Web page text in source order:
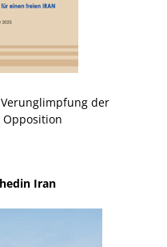
der
Iran